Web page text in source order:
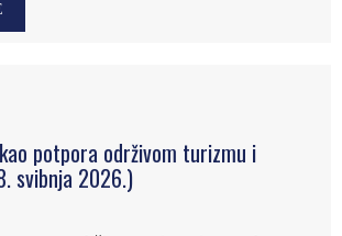
potpora održivom turizmu i
svibnja 2026.)